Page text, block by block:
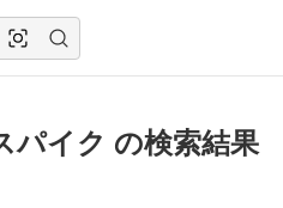
パイク の検索結果